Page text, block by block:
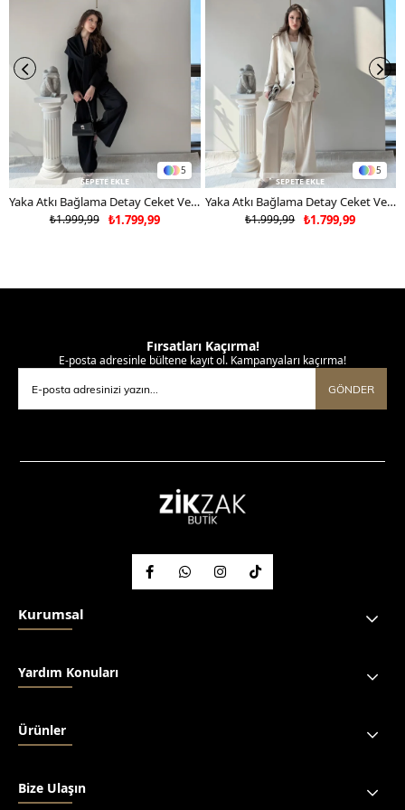
Deri ve süet ürünleri makinede yıkamayınız, kuru temizleme
tercih ediniz.
5
SEPETE EKLE
Yaka Atkı Bağlama Detay Ceket Ve Pantolonlu Double Kumaş İkili Takım Siyah 2117
₺1.799,99
₺1.999,99
5
SEPETE EKLE
Yaka Atkı Bağlama Detay Ceket Ve Pantolonlu Double Kumaş İkili Takım Bej 2117
₺1.799,99
₺1.999,99
Fırsatları Kaçırma!
E-posta adresinle bültene kayıt ol. Kampanyaları kaçırma!
GÖNDER
Kurumsal
Yardım Konuları
Ürünler
Bize Ulaşın